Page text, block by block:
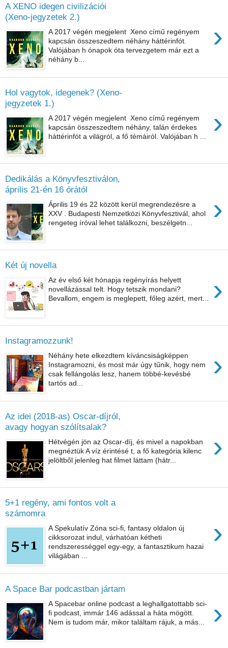
A XENO idegen civilizációi
(Xeno-jegyzetek 2.)
›
A 2017 végén megjelent Xeno című regényem
kapcsán összeszedtem néhány háttérinfót.
Valójában h ónapok óta tervezgetem már ezt a
néhány b...
Hol vagytok, idegenek? (Xeno-
jegyzetek 1.)
›
A 2017 végén megjelent Xeno című regényem
kapcsán összeszedtem néhány, talán érdekes
háttérinfót a világról, a fő témáiról. Valójában h ...
Dedikálás a Könyvfesztiválon,
április 21-én 16 órától
›
Április 19 és 22 között kerül megrendezésre a
XXV . Budapesti Nemzetközi Könyvfesztivál, ahol
rengeteg íróval lehet találkozni, beszélgetn...
Két új novella
›
Az év első két hónapja regényírás helyett
novellázással telt. Hogy tetszik mondani?
Bevallom, engem is meglepett, főleg azért, mert...
Instagramozzunk!
›
Néhány hete elkezdtem kíváncsiságképpen
Instagramozni, és most már úgy tűnik, hogy nem
csak fellángolás lesz, hanem többé-kevésbé
tartós ad...
Az idei (2018-as) Oscar-díjról,
avagy hogyan szólítsalak?
›
Hétvégén jön az Oscar-díj, és mivel a napokban
megnéztük A víz érintésé t, a fő kategória kilenc
jelöltből jelenleg hat filmet láttam (hátr...
5+1 regény, ami fontos volt a
számomra
›
A Spekulatív Zóna sci-fi, fantasy oldalon új
cikksorozat indul, várhatóan kétheti
rendszerességgel egy-egy, a fantasztikum hazai
világában ...
A Space Bar podcastban jártam
›
A Spacebar online podcast a leghallgatottabb sci-
fi podcast, immár 146 adással a háta mögött.
Nem is tudom már, mikor találtam rájuk, a más...